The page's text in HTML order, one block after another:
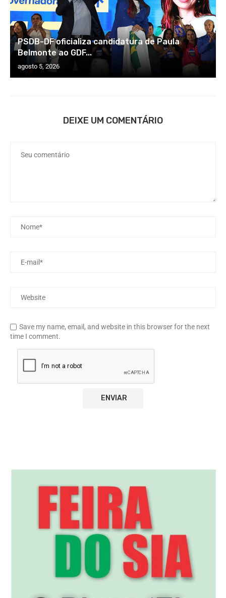
PSDB-DF oficializa candidatura de Paula
Belmonte ao GDF...
agosto 5, 2026
DEIXE UM COMENTÁRIO
Save my name, email, and website in this browser for the next
time I comment.